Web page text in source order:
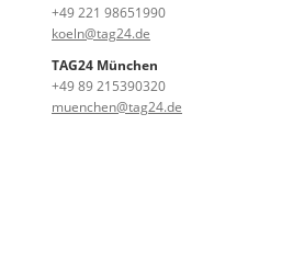
+49 221 98651990
koeln@tag24.de
TAG24 München
+49 89 215390320
muenchen@tag24.de